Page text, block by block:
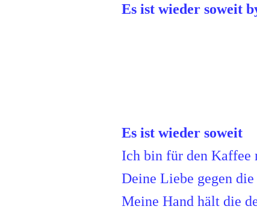
Es ist wieder soweit
Es ist wieder soweit
Ich bin für den
Deine Liebe gegen
Meine Hand hält die